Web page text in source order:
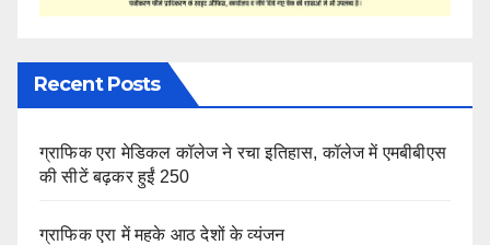
Recent Posts
ग्राफिक एरा मेडिकल कॉलेज ने रचा इतिहास, कॉलेज में एमबीबीएस
की सीटें बढ़कर हुईं 250
ग्राफिक एरा में महके आठ देशों के व्यंजन